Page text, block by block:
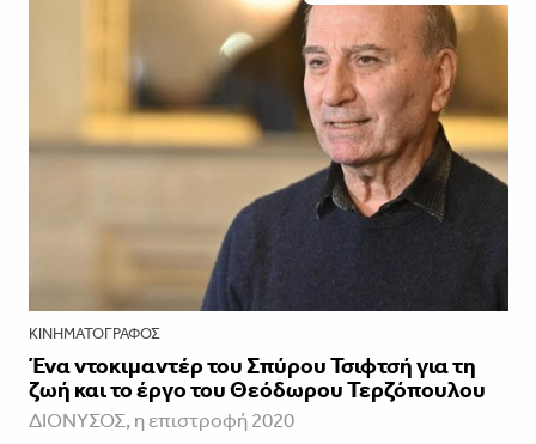
ΚΙΝΗΜΑΤΟΓΡΆΦΟΣ
Ένα ντοκιμαντέρ του Σπύρου Τσιφτσή για τη
ζωή και το έργο του Θεόδωρου Τερζόπουλου
ΔΙΟΝΥΣΟΣ, η επιστροφή 2020